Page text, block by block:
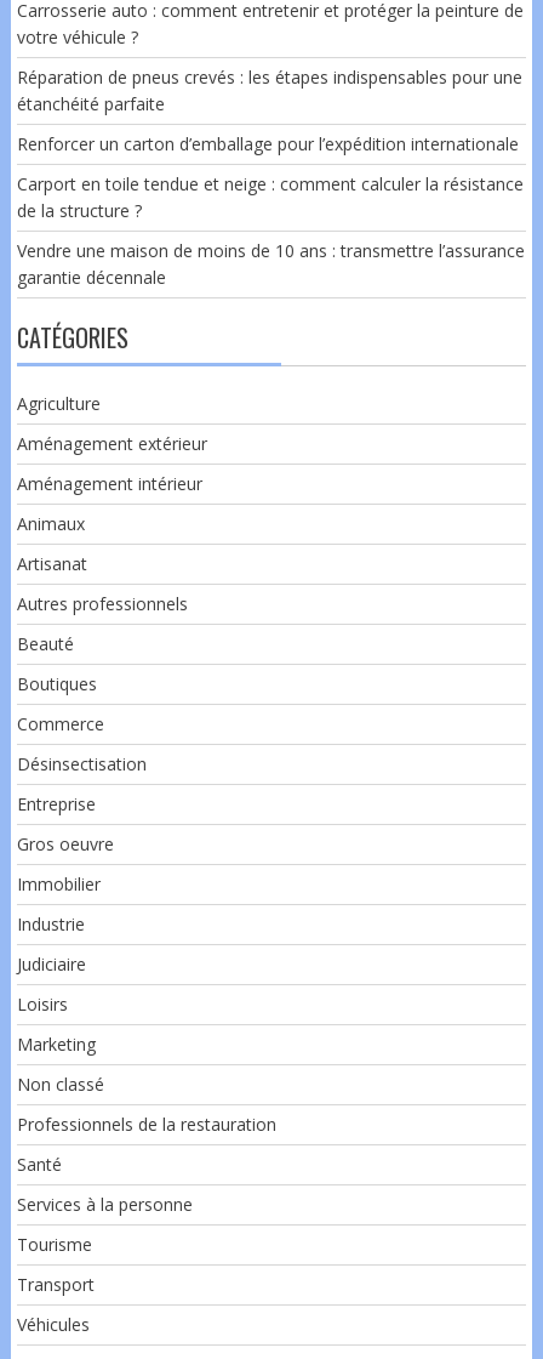
Carrosserie auto : comment entretenir et protéger la peinture de
votre véhicule ?
Réparation de pneus crevés : les étapes indispensables pour une
étanchéité parfaite
Renforcer un carton d’emballage pour l’expédition internationale
Carport en toile tendue et neige : comment calculer la résistance
de la structure ?
Vendre une maison de moins de 10 ans : transmettre l’assurance
garantie décennale
CATÉGORIES
Agriculture
Aménagement extérieur
Aménagement intérieur
Animaux
Artisanat
Autres professionnels
Beauté
Boutiques
Commerce
Désinsectisation
Entreprise
Gros oeuvre
Immobilier
Industrie
Judiciaire
Loisirs
Marketing
Non classé
Professionnels de la restauration
Santé
Services à la personne
Tourisme
Transport
Véhicules